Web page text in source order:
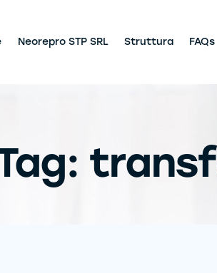
Neorepro STP SRL Struttura FAQs